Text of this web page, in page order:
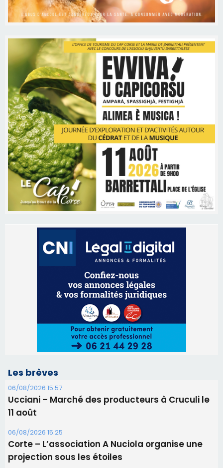
Les brèves
Ucciani – Marché des producteurs à Cruculi le
Corte – L’association A Nuciola organise une
projection sous les étoiles
Alata - Soirée Tango Argentin au stade de San
Benedetto
05/08/2026 09:53
Biguglia : messe de la Sainte-Marie et
procession le 14 août
31/07/2026 08:24
Tennis - Début ce week-end du tournoi du